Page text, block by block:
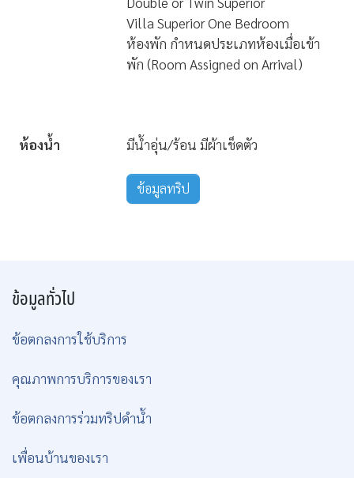
Villa Superior One Bedroom
ห้องพัก กำหนดประเภทห้องเมื่อเข้า
พัก (Room Assigned on Arrival)
ห้องน้ำ มีน้ำอุ่น/ร้อน มีผ้าเช็ดตัว
ข้อมูลทริป
ข้อมูลทั่วไป
ข้อตกลงการใช้บริการ
คุณภาพการบริการของเรา
ข้อตกลงการร่วมทริปดำน้ำ
เพื่อนบ้านของเรา